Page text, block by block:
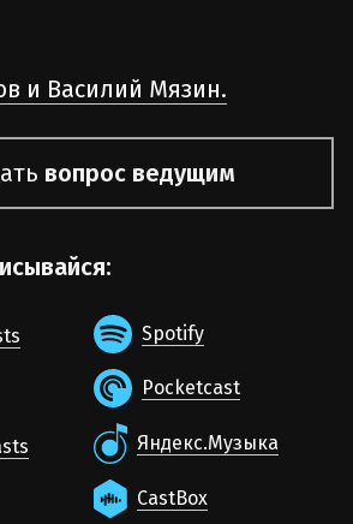
и Василий Мязин.
вопрос ведущим
Spotify
Pocketcast
Яндекс.Музыка
CastBox